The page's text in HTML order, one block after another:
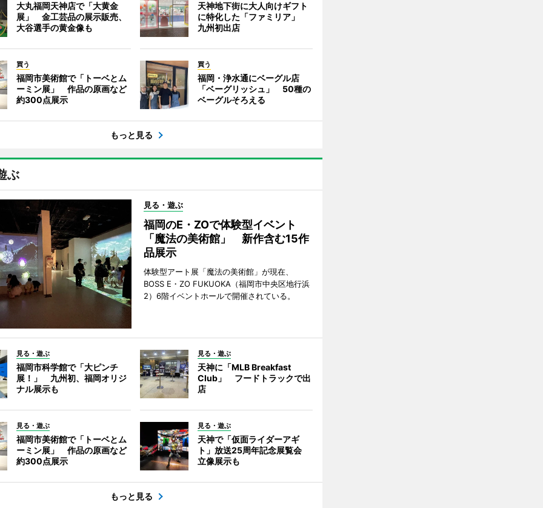
大丸福岡天神店で「大黄金
展」 金工芸品の展示販売、
大谷選手の黄金像も
天神地下街に大人向けギフト
に特化した「ファミリア」
九州初出店
買う
福岡市美術館で「トーベとム
ーミン展」 作品の原画など
約300点展示
買う
福岡・浄水通にベーグル店
「ベーグリッシュ」 50種の
ベーグルそろえる
もっと見る
ぶ
見る・遊ぶ
福岡のE・ZOで体験型イベント
「魔法の美術館」 新作含む15作
品展示
体験型アート展「魔法の美術館」が現在、
BOSS E・ZO FUKUOKA（福岡市中央区地行浜
2）6階イベントホールで開催されている。
見る・遊ぶ
福岡市科学館で「大ピンチ
展！」 九州初、福岡オリジ
ナル展示も
見る・遊ぶ
天神に「MLB Breakfast
Club」 フードトラックで出
店
見る・遊ぶ
福岡市美術館で「トーベとム
ーミン展」 作品の原画など
約300点展示
見る・遊ぶ
天神で「仮面ライダーアギ
ト」放送25周年記念展覧会
立像展示も
もっと見る